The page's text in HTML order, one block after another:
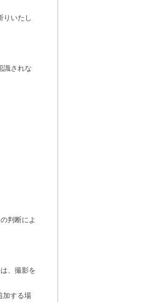
りいたし
識されな
判断によ
、撮影を
加する場